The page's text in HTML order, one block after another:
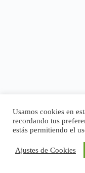
Usamos cookies en
recordando tus
estás permitiendo el
Ajustes de Cookies